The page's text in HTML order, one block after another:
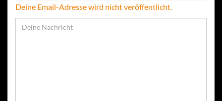
Deine Email-Adresse wird nicht veröffentlicht.